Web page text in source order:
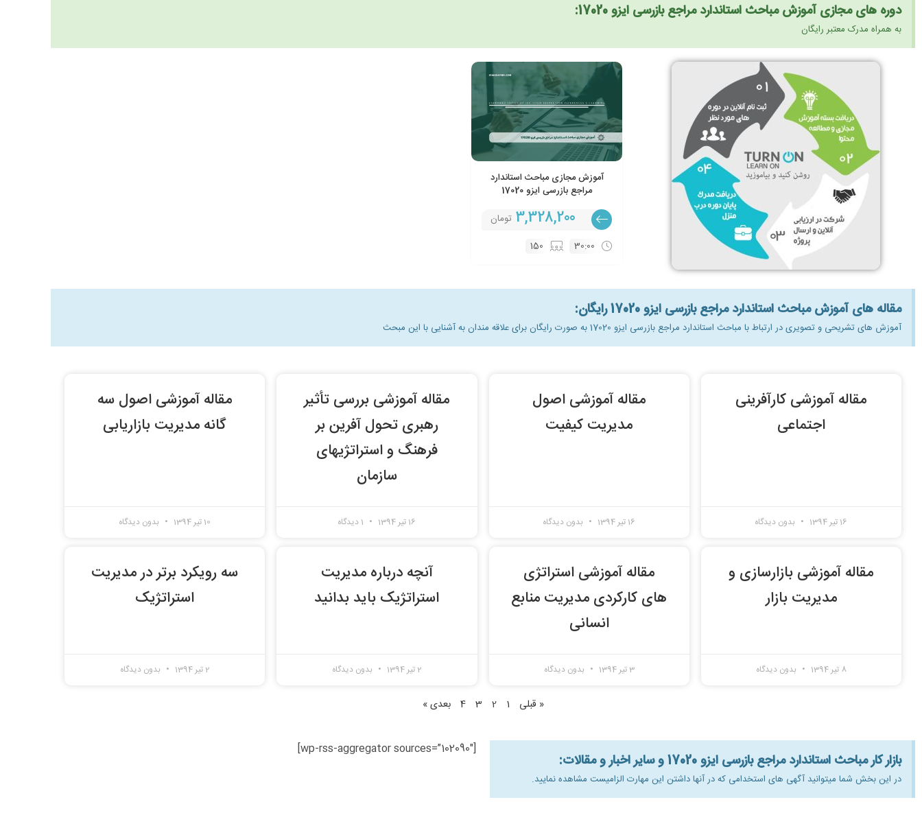
دوره های مجازی آموزش مباحث استاندارد مراجع بازرسی ایزو 17020:
به همراه مدرک معتبر رایگان
آموزش مجازی مباحث استاندارد
مراجع بازرسی ایزو 17020
3,328,200 تومان
30:00
150
مقاله های آموزش مباحث استاندارد مراجع بازرسی ایزو 17020 رایگان:
آموزش های تشریحی و تصویری در ارتباط با مباحث استاندارد مراجع بازرسی ایزو 17020 به صورت رایگان برای علاقه مندان به آشنایی با این مبحث
مقاله آموزشی کارآفرینی
اجتماعی
16 تیر 1394 بدون دیدگاه
مقاله آموزشی اصول
مدیریت کیفیت
16 تیر 1394 بدون دیدگاه
مقاله آموزشی بررسی تأثیر
رهبری تحول آفرین بر
فرهنگ و استراتژیهای
سازمان
16 تیر 1394
مقاله آموزشی اصول سه
گانه مدیریت بازاریابی
10 تیر 1394 بدون دیدگاه
مقاله آموزشی بازارسازی و
مدیریت بازار
8 تیر 1394 بدون دیدگاه
مقاله آموزشی استراتژی
های کارکردی مدیریت منابع
انسانی
3 تیر 1394 بدون دیدگاه
آنچه درباره مدیریت
استراتژیک باید بدانید
2 تیر 1394 بدون دیدگاه
سه رویکرد برتر در مدیریت
استراتژیک
2 تیر 1394 بدون دیدگاه
« قبلی 1
2
3
4 بعدی »
بازار کار مباحث استاندارد مراجع بازرسی ایزو 17020 و سایر اخبار و مقالات:
در این بخش شما میتوانید آگهی های استخدامی که در آنها داشتن این مهارت الزامیست مشاهده نمایید.
[wp-rss-aggregator sources=”102090″]